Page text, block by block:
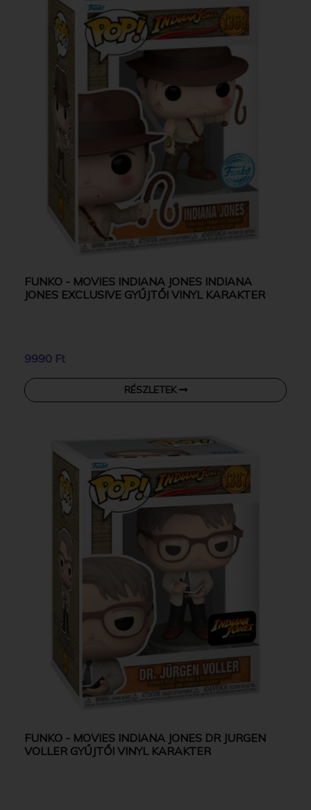
FUNKO - MOVIES INDIANA JONES INDIANA
JONES EXCLUSIVE GYŰJTŐI VINYL KARAKTER
9990 Ft
RÉSZLETEK
FUNKO - MOVIES INDIANA JONES DR JURGEN
VOLLER GYŰJTŐI VINYL KARAKTER